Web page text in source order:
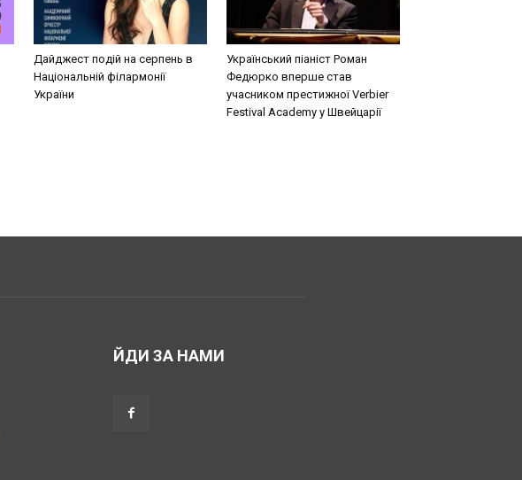
Дайджест подій на серпень в
Національній філармонії
України
Український піаніст Роман
Федюрко вперше став
учасником престижної Verbier
Festival Academy у Швейцарії
ЙДИ ЗА НАМИ